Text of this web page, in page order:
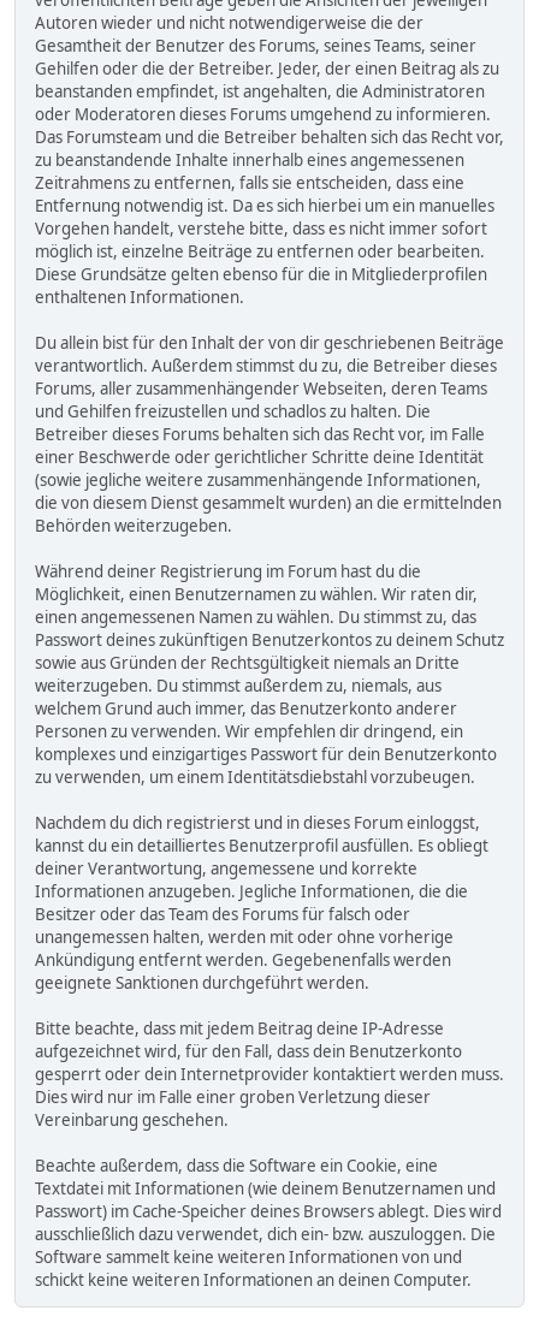
Autoren wieder und nicht notwendigerweise die der
Gesamtheit der Benutzer des Forums, seines Teams, seiner
Gehilfen oder die der Betreiber. Jeder, der einen Beitrag als zu
beanstanden empfindet, ist angehalten, die Administratoren
oder Moderatoren dieses Forums umgehend zu informieren.
Das Forumsteam und die Betreiber behalten sich das Recht vor,
zu beanstandende Inhalte innerhalb eines angemessenen
Zeitrahmens zu entfernen, falls sie entscheiden, dass eine
Entfernung notwendig ist. Da es sich hierbei um ein manuelles
Vorgehen handelt, verstehe bitte, dass es nicht immer sofort
möglich ist, einzelne Beiträge zu entfernen oder bearbeiten.
Diese Grundsätze gelten ebenso für die in Mitgliederprofilen
enthaltenen Informationen.
Du allein bist für den Inhalt der von dir geschriebenen Beiträge
verantwortlich. Außerdem stimmst du zu, die Betreiber dieses
Forums, aller zusammenhängender Webseiten, deren Teams
und Gehilfen freizustellen und schadlos zu halten. Die
Betreiber dieses Forums behalten sich das Recht vor, im Falle
einer Beschwerde oder gerichtlicher Schritte deine Identität
(sowie jegliche weitere zusammenhängende Informationen,
die von diesem Dienst gesammelt wurden) an die ermittelnden
Behörden weiterzugeben.
Während deiner Registrierung im Forum hast du die
Möglichkeit, einen Benutzernamen zu wählen. Wir raten dir,
einen angemessenen Namen zu wählen. Du stimmst zu, das
Passwort deines zukünftigen Benutzerkontos zu deinem Schutz
sowie aus Gründen der Rechtsgültigkeit niemals an Dritte
weiterzugeben. Du stimmst außerdem zu, niemals, aus
welchem Grund auch immer, das Benutzerkonto anderer
Personen zu verwenden. Wir empfehlen dir dringend, ein
komplexes und einzigartiges Passwort für dein Benutzerkonto
zu verwenden, um einem Identitätsdiebstahl vorzubeugen.
Nachdem du dich registrierst und in dieses Forum einloggst,
kannst du ein detailliertes Benutzerprofil ausfüllen. Es obliegt
deiner Verantwortung, angemessene und korrekte
Informationen anzugeben. Jegliche Informationen, die die
Besitzer oder das Team des Forums für falsch oder
unangemessen halten, werden mit oder ohne vorherige
Ankündigung entfernt werden. Gegebenenfalls werden
geeignete Sanktionen durchgeführt werden.
Bitte beachte, dass mit jedem Beitrag deine IP-Adresse
aufgezeichnet wird, für den Fall, dass dein Benutzerkonto
gesperrt oder dein Internetprovider kontaktiert werden muss.
Dies wird nur im Falle einer groben Verletzung dieser
Vereinbarung geschehen.
Beachte außerdem, dass die Software ein Cookie, eine
Textdatei mit Informationen (wie deinem Benutzernamen und
Passwort) im Cache-Speicher deines Browsers ablegt. Dies wird
ausschließlich dazu verwendet, dich ein- bzw. auszuloggen. Die
Software sammelt keine weiteren Informationen von und
schickt keine weiteren Informationen an deinen Computer.